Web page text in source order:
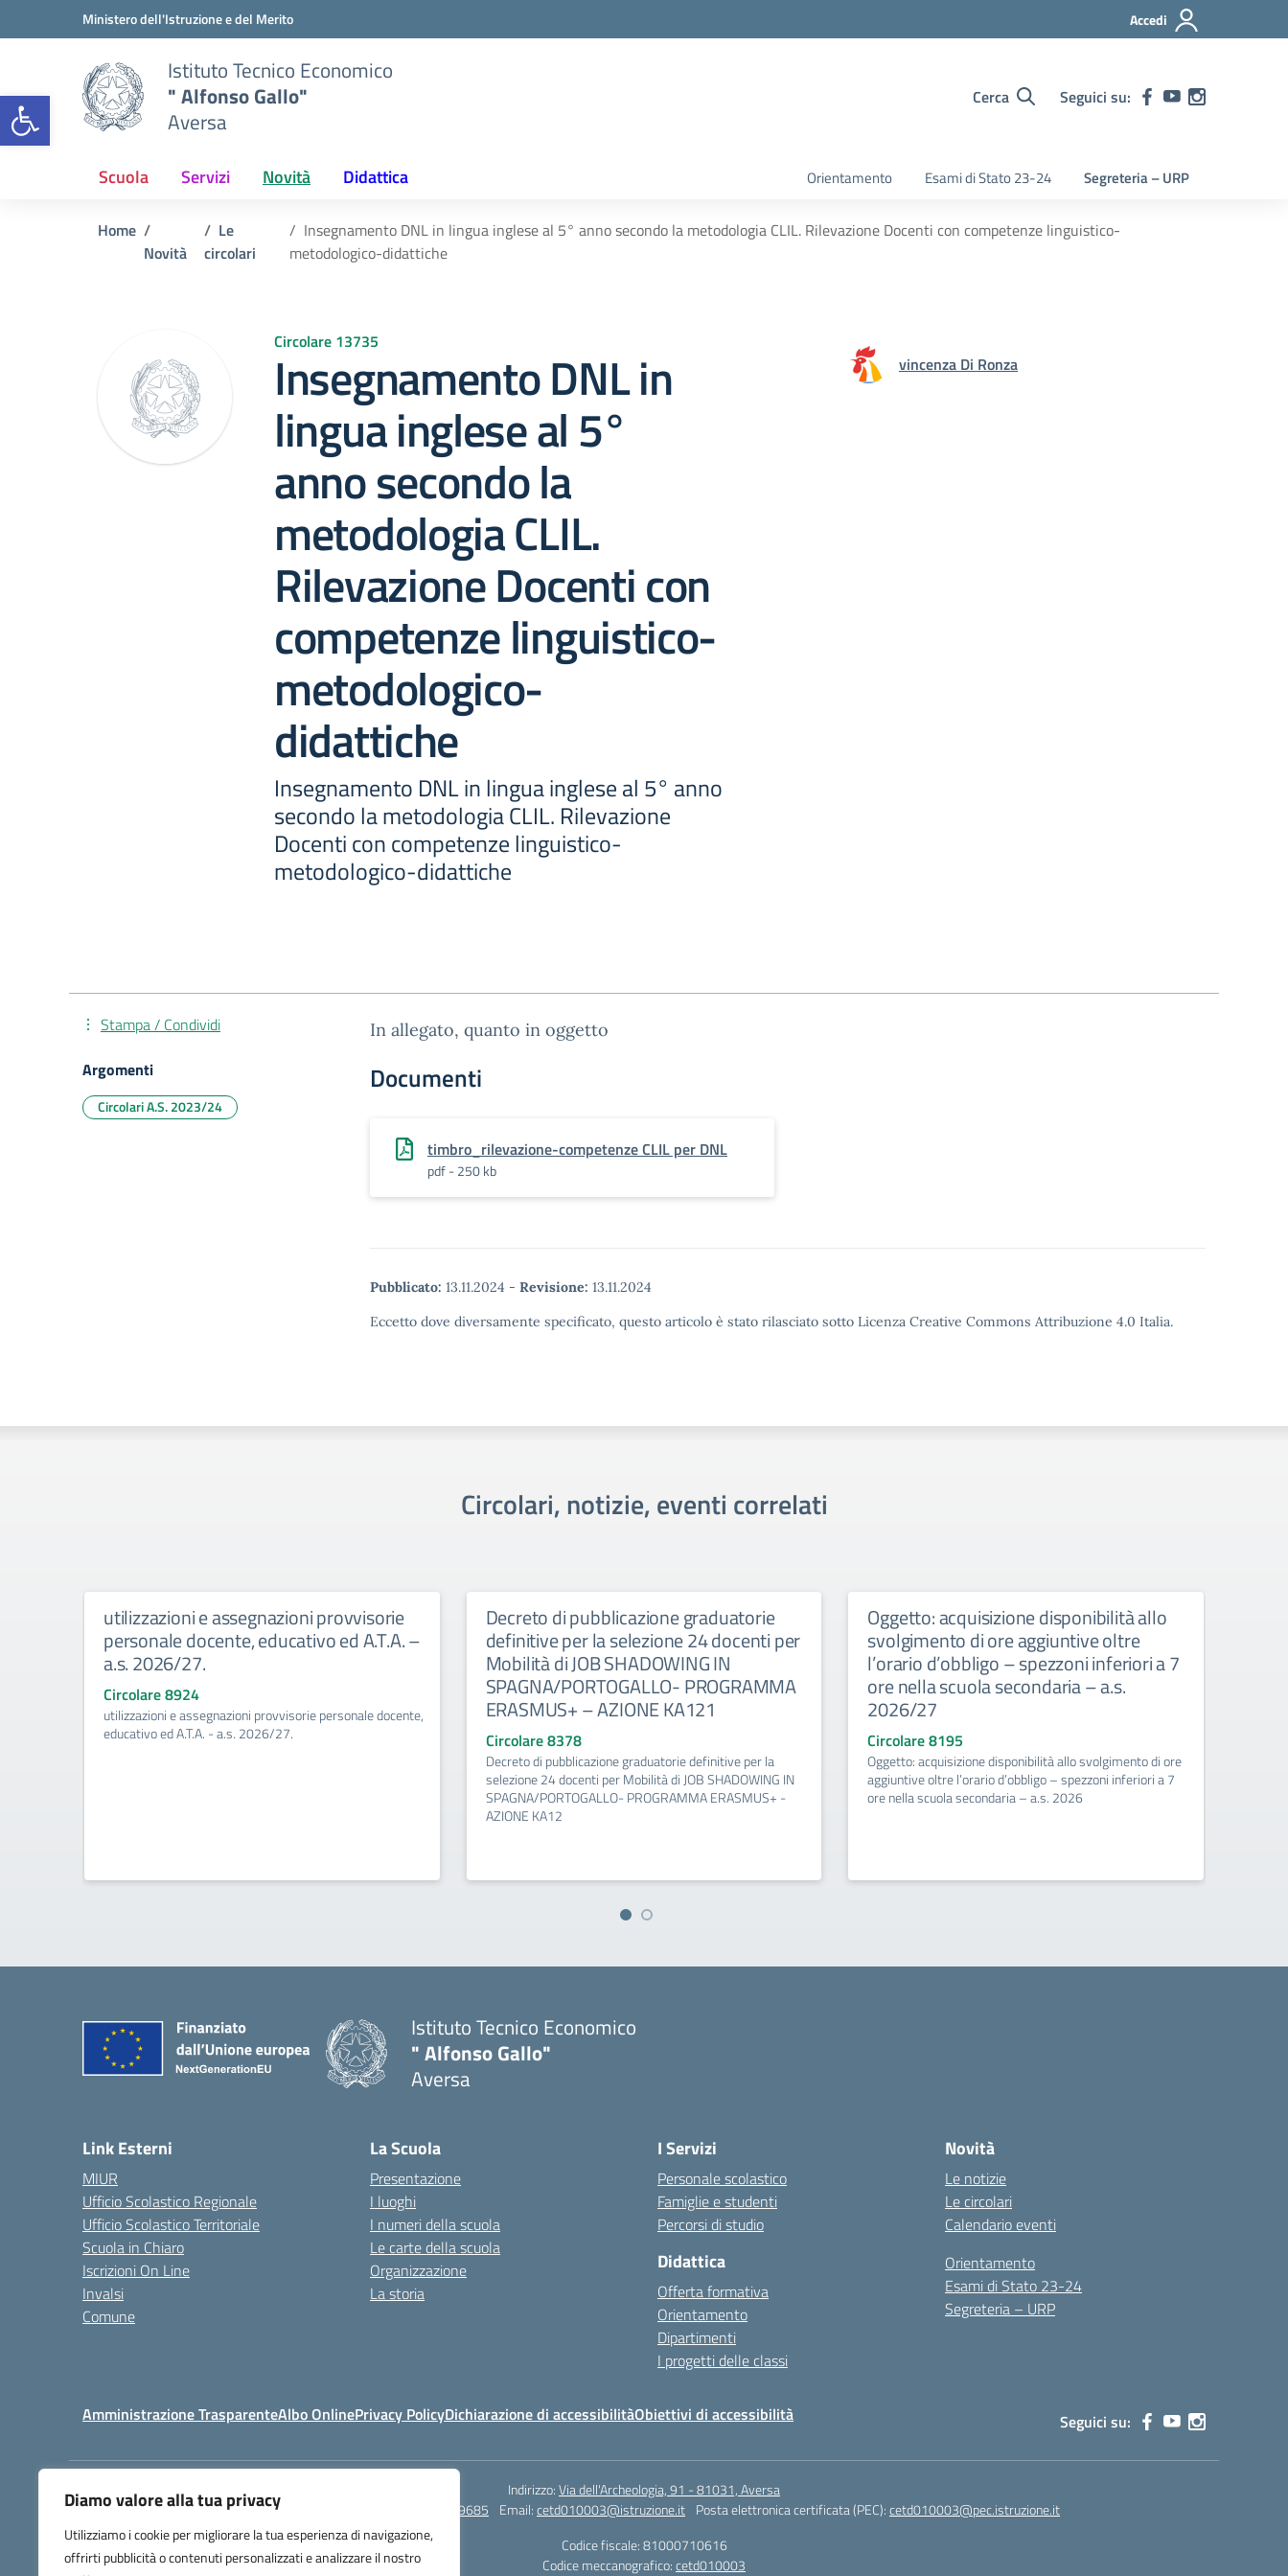
Open toolbar
Diamo valore alla tua privacy
Utilizziamo i cookie per migliorare la tua esperienza di navigazione,
offrirti pubblicità o contenuti personalizzati e analizzare il nostro
Vai ai contenuti
Vai al menu di navigazioneMinistero dell'Istruzione e del Merito Accedi
Istituto Tecnico Economico
" Alfonso Gallo"
Aversa
Cerca Seguici su:
Scuola Servizi Novità Didattica Orientamento Esami di Stato 23-24 Segreteria – URP
Home
Novità
Le
circolari
Insegnamento DNL in lingua inglese al 5° anno secondo la metodologia CLIL. Rilevazione Docenti con competenze linguistico-
metodologico-didattiche
Circolare 13735
Insegnamento DNL in
lingua inglese al 5°
anno secondo la
metodologia CLIL.
Rilevazione Docenti con
competenze linguistico-
metodologico-
didattiche
Insegnamento DNL in lingua inglese al 5° anno
secondo la metodologia CLIL. Rilevazione
Docenti con competenze linguistico-
metodologico-didattiche
vincenza Di Ronza
In allegato, quanto in oggetto
Documenti
timbro_rilevazione-competenze CLIL per DNL
pdf - 250 kb
Pubblicato: 13.11.2024 - Revisione: 13.11.2024
Eccetto dove diversamente specificato, questo articolo è stato rilasciato sotto Licenza Creative Commons Attribuzione 4.0 Italia.
Stampa / Condividi
Argomenti
Circolari A.S. 2023/24
Circolari, notizie, eventi correlati
utilizzazioni e assegnazioni provvisorie
personale docente, educativo ed A.T.A. –
a.s. 2026/27.
Circolare 8924
utilizzazioni e assegnazioni provvisorie personale docente,
educativo ed A.T.A. - a.s. 2026/27.
Decreto di pubblicazione graduatorie
definitive per la selezione 24 docenti per
Mobilità di JOB SHADOWING IN
SPAGNA/PORTOGALLO- PROGRAMMA
ERASMUS+ – AZIONE KA121
Circolare 8378
Decreto di pubblicazione graduatorie definitive per la
selezione 24 docenti per Mobilità di JOB SHADOWING IN
SPAGNA/PORTOGALLO- PROGRAMMA ERASMUS+ -
AZIONE KA12
Oggetto: acquisizione disponibilità allo
svolgimento di ore aggiuntive oltre
l’orario d’obbligo – spezzoni inferiori a 7
ore nella scuola secondaria – a.s.
2026/27
Circolare 8195
Oggetto: acquisizione disponibilità allo svolgimento di ore
aggiuntive oltre l’orario d’obbligo – spezzoni inferiori a 7
ore nella scuola secondaria – a.s. 2026
Istituto Tecnico Economico
" Alfonso Gallo"
Aversa
Link Esterni
MIUR
Ufficio Scolastico Regionale
Ufficio Scolastico Territoriale
Scuola in Chiaro
Iscrizioni On Line
Invalsi
Comune
La Scuola
Presentazione
I luoghi
I numeri della scuola
Le carte della scuola
Organizzazione
La storia
I Servizi
Personale scolastico
Famiglie e studenti
Percorsi di studio
Didattica
Offerta formativa
Orientamento
Dipartimenti
I progetti delle classi
Novità
Le notizie
Le circolari
Calendario eventi
Orientamento
Esami di Stato 23-24
Segreteria – URP
Amministrazione TrasparenteAlbo OnlinePrivacy PolicyDichiarazione di accessibilitàObiettivi di accessibilità Seguici su:
Indirizzo:Via dell'Archeologia, 91 - 81031, Aversa
Centralino:
(+39) 0818131558 - 0815029685 Email:cetd010003@istruzione.it Posta elettronica certificata (PEC):cetd010003@pec.istruzione.it
Codice fiscale: 81000710616
Codice meccanografico:cetd010003